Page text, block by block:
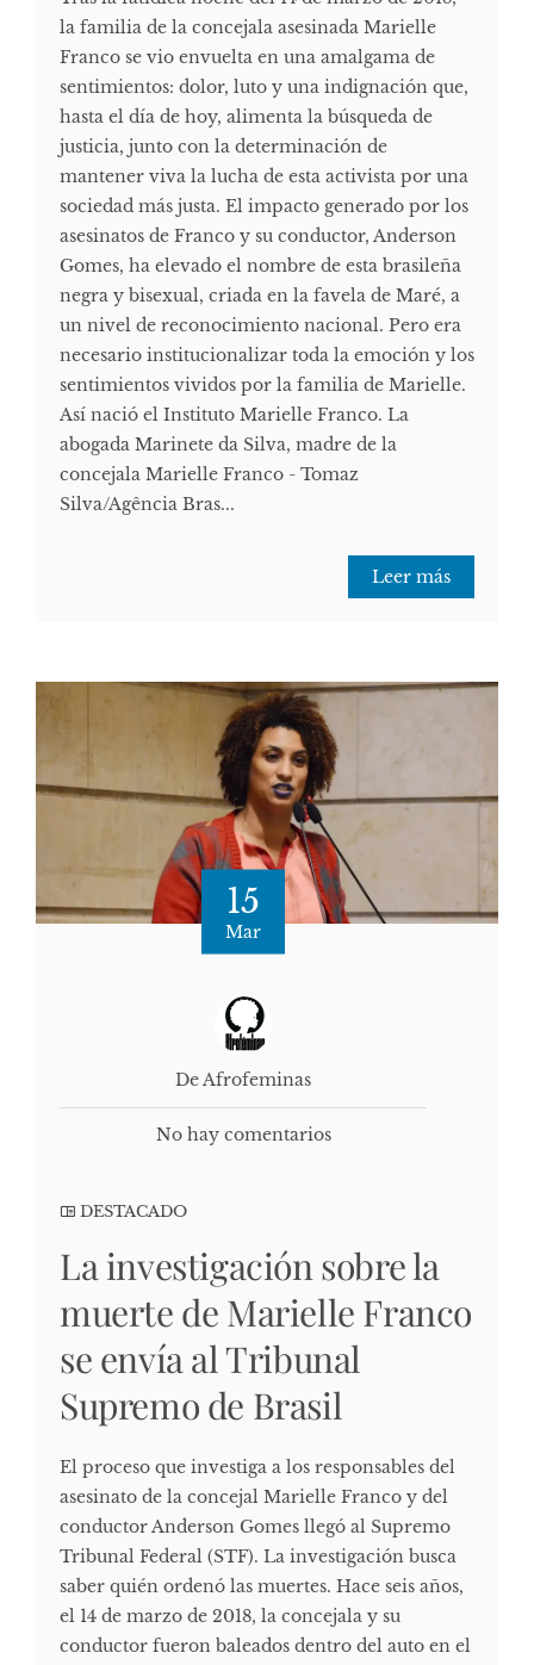
la familia de la concejala asesinada Marielle
Franco se vio envuelta en una amalgama de
sentimientos: dolor, luto y una indignación que,
hasta el día de hoy, alimenta la búsqueda de
justicia, junto con la determinación de
mantener viva la lucha de esta activista por una
sociedad más justa. El impacto generado por los
asesinatos de Franco y su conductor, Anderson
Gomes, ha elevado el nombre de esta brasileña
negra y bisexual, criada en la favela de Maré, a
un nivel de reconocimiento nacional. Pero era
necesario institucionalizar toda la emoción y los
sentimientos vividos por la familia de Marielle.
Así nació el Instituto Marielle Franco. La
abogada Marinete da Silva, madre de la
concejala Marielle Franco - Tomaz
Silva/Agência Bras...
Leer más
15
Mar
De Afrofeminas
No hay comentarios
DESTACADO
La investigación sobre la
muerte de Marielle Franco
se envía al Tribunal
Supremo de Brasil
El proceso que investiga a los responsables del
asesinato de la concejal Marielle Franco y del
conductor Anderson Gomes llegó al Supremo
Tribunal Federal (STF). La investigación busca
saber quién ordenó las muertes. Hace seis años,
el 14 de marzo de 2018, la concejala y su
conductor fueron baleados dentro del auto en el